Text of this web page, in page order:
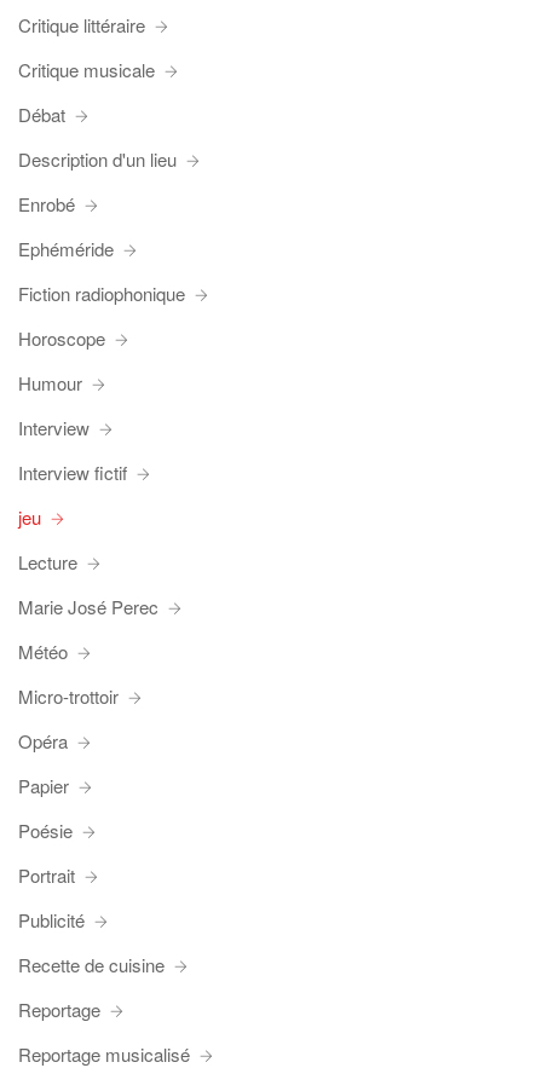
Critique littéraire
Critique musicale
Débat
Description d'un lieu
Enrobé
Ephéméride
Fiction radiophonique
Horoscope
Humour
Interview
Interview fictif
jeu
Lecture
Marie José Perec
Météo
Micro-trottoir
Opéra
Papier
Poésie
Portrait
Publicité
Recette de cuisine
Reportage
Reportage musicalisé